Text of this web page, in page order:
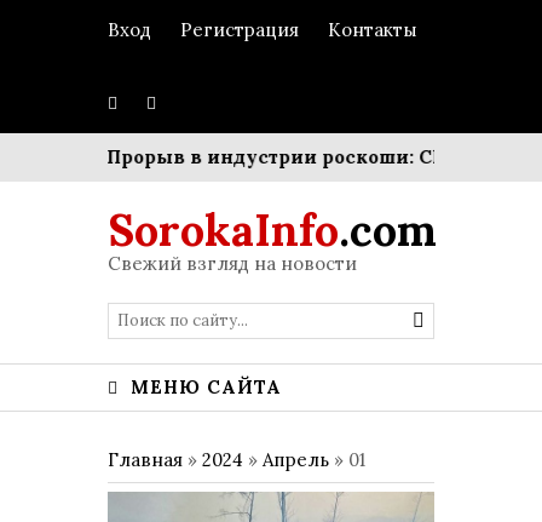
Вход Регистрация Контакты
Прорыв в индустрии роскоши: Chanel нарастил
SorokaInfo.com
Свежий взгляд на новости
МЕНЮ САЙТА
Главная » 2024 » Апрель » 01